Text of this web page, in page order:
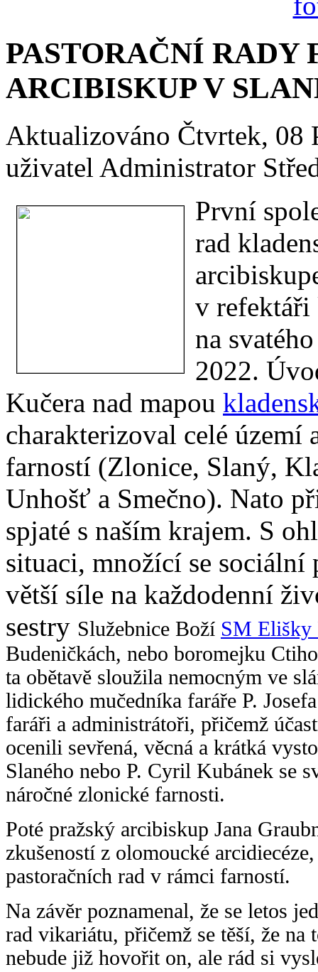
PASTORAČNÍ RADY
ARCIBISKUP V
Aktualizováno Čtvrtek, 08
uživatel Administrator
První
rad
v refektáři
na
2022.
Kučera nad mapou
charakterizoval celé
farností (Zlonice, Slaný,
Unhošť a Smečno). Nato
spjaté s naším krajem. S
situaci, množící se sociální
větší síle na každodenní
sestry Služebnice Boží SM Elišky
Budeničkách, nebo boromejku
ta obětavě sloužila nemocným ve
lidického mučedníka faráře P.
faráři a administrátoři, přičemž
ocenili sevřená, věcná a krátká
Slaného nebo P. Cyril Kubánek se
náročné zlonické farnosti.
Poté pražský arcibiskup Jana
zkušeností z olomoucké
pastoračních rad v rámci farností.
Na závěr poznamenal, že se letos
rad vikariátu, přičemž se těší, že
nebude již hovořit on, ale rád si